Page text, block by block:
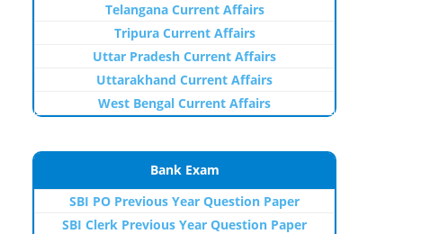
Telangana Current Affairs
Tripura Current Affairs
Uttar Pradesh Current Affairs
Uttarakhand Current Affairs
West Bengal Current Affairs
Bank Exam
SBI PO Previous Year Question Paper
SBI Clerk Previous Year Question Paper